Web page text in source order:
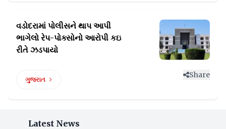
વડોદરામાં પોલીસને થાપ આપી
ભાગેલો રેપ-પોક્સોનો આરોપી કઇ
રીતે ઝડપાયો
ગુજરાત
Share
Latest News